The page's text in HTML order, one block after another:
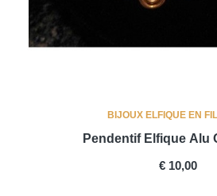
BIJOUX ELFIQUE EN
Pendentif Elfique Alu
PRICE
€ 10,00